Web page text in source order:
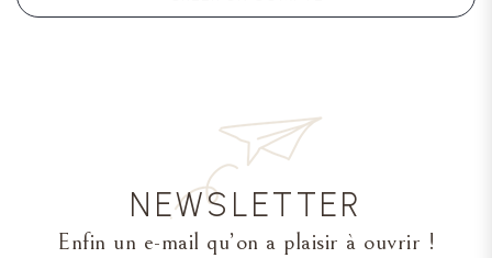
NEWSLETTER
Enfin un e-mail qu’on a plaisir à ouvrir !